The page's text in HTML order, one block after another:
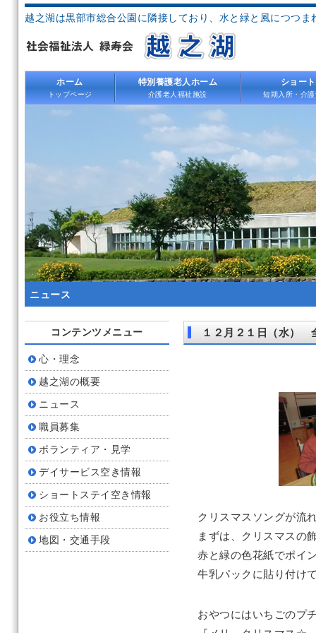
越之湖は黒部市総合公園に隣接しており、水と緑と風につつ
ホーム
トップページ
特別養護老人ホーム
介護老人福祉施設
ショー
短期入所・介
ニュース
１２月２１日（水）
クリスマスソングが流
まずは、クリスマスの
赤と緑の色花紙でポイ
牛乳パックに貼り付け
おやつにはいちごのプ
コンテンツメニュー
心・理念
越之湖の概要
ニュース
職員募集
ボランティア・見学
デイサービス空き情報
ショートステイ空き情報
お役立ち情報
地図・交通手段